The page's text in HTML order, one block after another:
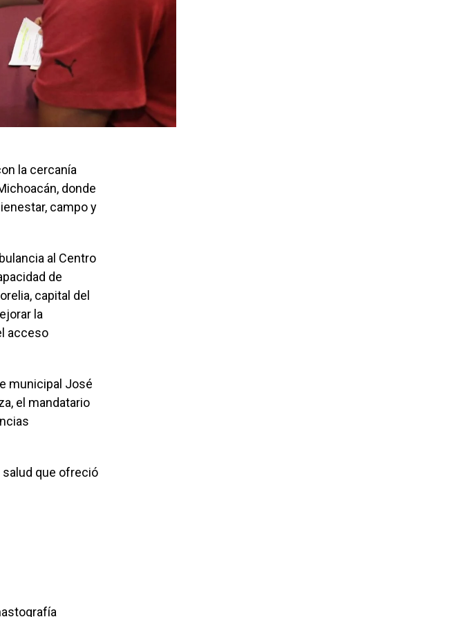
la cercanía
donde
campo y
al Centro
de
capital del
la
acceso
municipal José
el mandatario
salud que ofreció